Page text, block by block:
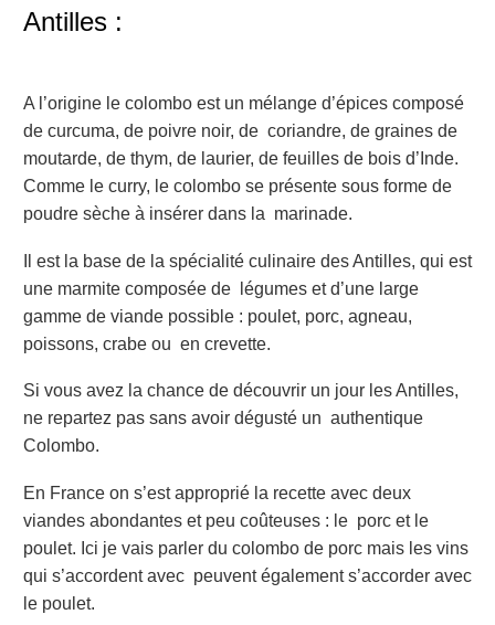
Antilles :
A l’origine le colombo est un mélange d’épices composé
de curcuma, de poivre noir, de coriandre, de graines de
moutarde, de thym, de laurier, de feuilles de bois d’Inde.
Comme le curry, le colombo se présente sous forme de
poudre sèche à insérer dans la marinade.
Il est la base de la spécialité culinaire des Antilles, qui est
une marmite composée de légumes et d’une large
gamme de viande possible : poulet, porc, agneau,
poissons, crabe ou en crevette.
Si vous avez la chance de découvrir un jour les Antilles,
ne repartez pas sans avoir dégusté un authentique
Colombo.
En France on s’est approprié la recette avec deux
viandes abondantes et peu coûteuses : le porc et le
poulet. Ici je vais parler du colombo de porc mais les vins
qui s’accordent avec peuvent également s’accorder avec
le poulet.